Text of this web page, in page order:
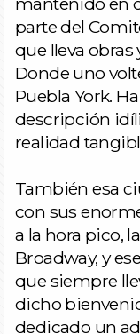
parte del
que lleva obras
Donde uno
Puebla York.
descripción
realidad
También esa
con sus
a la hora pico,
Broadway, y
que siempre
dicho
dedicado un